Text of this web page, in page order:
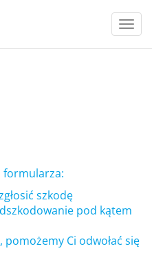
formularza:
szkodę
pod kątem
Ci odwołać się